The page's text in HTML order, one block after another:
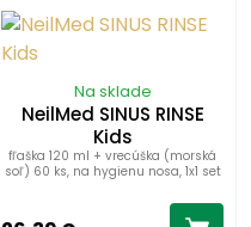
Na sklade
NeilMed SINUS RINSE
Kids
fľaška 120 ml + vrecúška (morská
soľ) 60 ks, na hygienu nosa, 1x1 set